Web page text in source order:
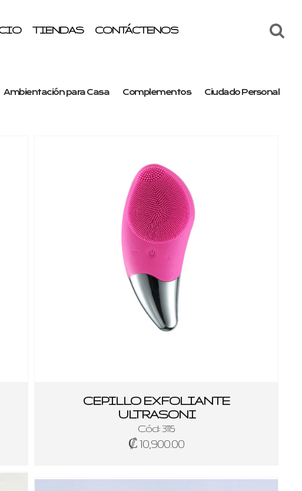
TIENDAS CONTÁCTENOS
Ambientación para Casa Complementos
Ciudado Personal
CEPILLO EXFOLIANTE
ULTRASONI
Cód: 3115
₡ 10,900.00